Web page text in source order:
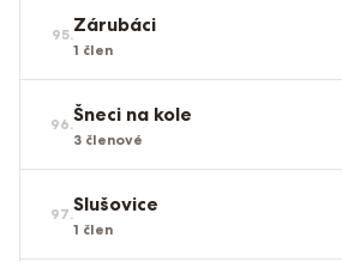
95.Zárubáci
1 člen
96.Šneci na kole
3 členové
97.Slušovice
1 člen